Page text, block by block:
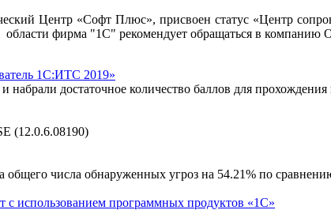
Центр «Софт Плюс», присвоен статус «Центр
области фирма "1С" рекомендует обращаться в
1С:ИТС 2019»
достаточное количество баллов для
(12.0.6.08190)
общего числа обнаруженных угроз на 54.21% по
использованием программных продуктов «1С»